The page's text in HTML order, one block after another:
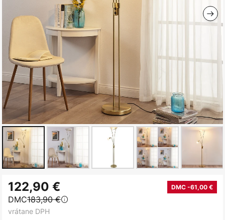
na
začiatok
galérie
122,90 € DMC -61,00 €
DMC183,90 €
vrátane DPH